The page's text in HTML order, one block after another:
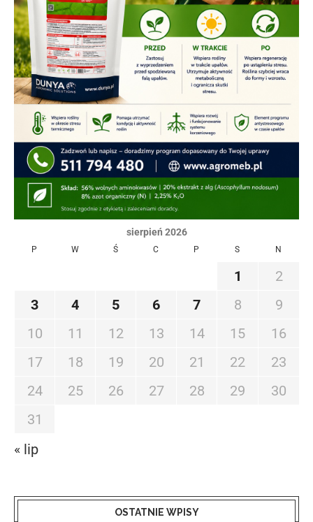
sierpień 2026
P W Ś C P S N
1
2
3
4 5 6 7 8
9
10
11 12 13 14 15
16
17
18 19 20 21 22
23
24
25 26 27 28 29
30
31
« lip
OSTATNIE WPISY